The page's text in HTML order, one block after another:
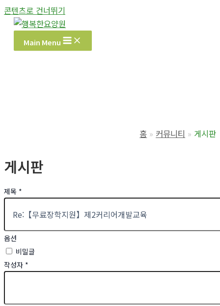
콘텐츠로 건너뛰기
Main Menu
홈 커뮤니티 게시판
게시판
제목 *
옵션
비밀글
작성자 *